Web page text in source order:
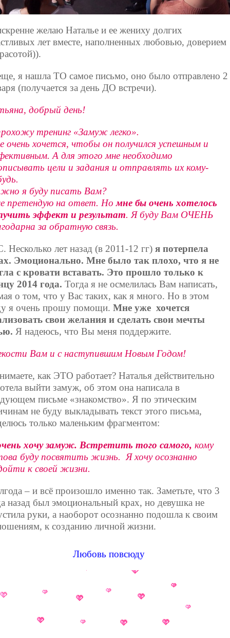
желаю Наталье и ее жениху долгих
лет вместе, наполненных любовью, доверием
я нашла ТО самое письмо, оно было отправлено 2
(получается за день ДО встречи).
добрый день!
тренинг «Замуж легко».
очень хочется, чтобы он получился успешным и
А для этого мне необходимо
цели и задания и отправлять их кому-
я буду писать Вам?
претендую на ответ. Но мне бы очень хотелось
эффект и результат. Я буду Вам ОЧЕНЬ
за обратную связь.
Несколько лет назад (в 2011-12 гг) я потерпела
Эмоционально. Мне было так плохо, что я не
с кровати вставать. Это прошло только к
2014 года. Тогда я не осмелилась Вам написать,
о том, что у Вас таких, как я много. Но в этом
я очень прошу помощи. Мне уже хочется
свои желания и сделать свои мечты
Я надеюсь, что Вы меня поддержите.
Вам и с наступившим Новым Годом!
как ЭТО работает? Наталья действительно
выйти замуж, об этом она написала в
письме «знакомство». Я по этическим
не буду выкладывать текст этого письма,
только маленьким фрагментом:
хочу замуж. Встретить того самого, кому
буду посвятить жизнь. Я хочу осознанно
к своей жизни.
– и всё произошло именно так. Заметьте, что 3
назад был эмоциональный крах, но девушка не
руки, а наоборот осознанно подошла к своим
к созданию личной жизни.
Любовь повсюду